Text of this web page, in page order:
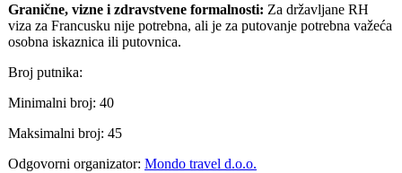
Granične, vizne i zdravstvene formalnosti: Za državljane RH
viza za Francusku nije potrebna, ali je za putovanje potrebna važeća
osobna iskaznica ili putovnica.
Broj putnika:
Minimalni broj: 40
Maksimalni broj: 45
Odgovorni organizator: Mondo travel d.o.o.